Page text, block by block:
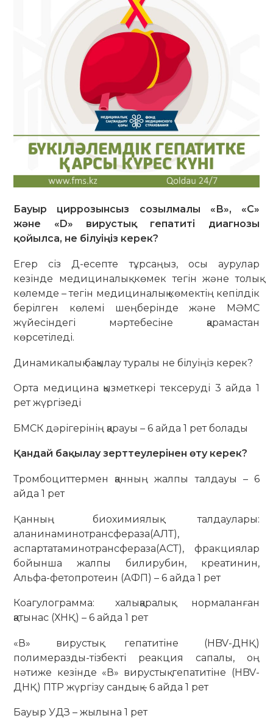
Бауыр циррозынсыз созылмалы «В», «С»
және «D» вирустық гепатиті диагнозы
қойылса, не білуіңіз керек?
Егер сіз Д-есепте тұрсаңыз, осы аурулар
кезінде медициналық көмек тегін және толық
көлемде – тегін медициналық көмектің кепілдік
берілген көлемі шеңберінде және МӘМС
жүйесіндегі мәртебесіне қарамастан
көрсетіледі.
Динамикалық бақылау туралы не білуіңіз керек?
Орта медицина қызметкері тексеруді 3 айда 1
рет жүргізеді
БМСК дәрігерінің қарауы – 6 айда 1 рет болады
Қандай бақылау зерттеулерінен өту керек?
Тромбоциттермен қанның жалпы талдауы – 6
айда 1 рет
Қанның биохимиялық талдаулары:
аланинаминотрансфераза(АЛТ),
аспартатаминотрансфераза(АСТ), фракциялар
бойынша жалпы билирубин, креатинин,
Альфа-фетопротеин (АФП) – 6 айда 1 рет
Коагулограмма: халықаралық нормаланған
қатынас (ХНҚ) – 6 айда 1 рет
«В» вирустық гепатитіне (HBV-ДНҚ)
полимеразды-тізбекті реакция сапалы, оң
нәтиже кезінде «В» вирустық гепатитіне (HBV-
ДНҚ) ПТР жүргізу сандық – 6 айда 1 рет
Бауыр УДЗ – жылына 1 рет